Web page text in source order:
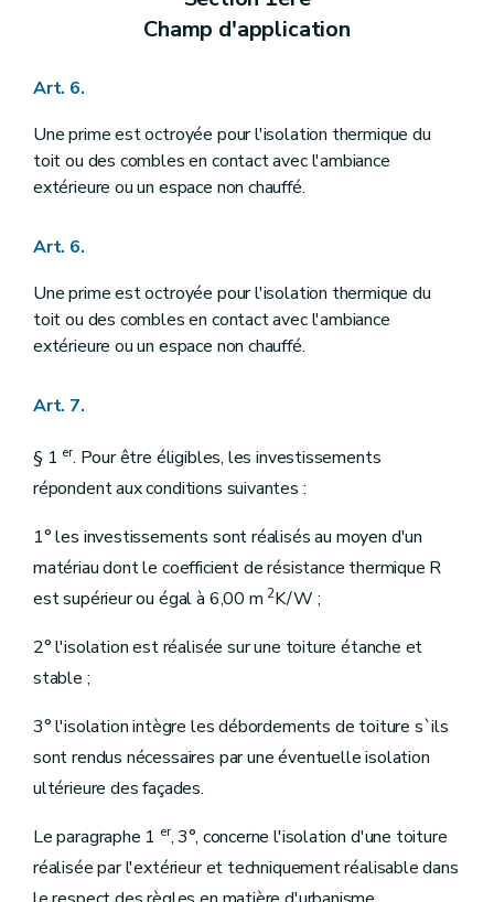
Champ d'application
Art. 6.
Une prime est octroyée pour l'isolation thermique du
toit ou des combles en contact avec l'ambiance
extérieure ou un espace non chauffé.
Art. 6.
Une prime est octroyée pour l'isolation thermique du
toit ou des combles en contact avec l'ambiance
extérieure ou un espace non chauffé.
Art. 7.
§ 1 er. Pour être éligibles, les investissements
répondent aux conditions suivantes :
1° les investissements sont réalisés au moyen d'un
matériau dont le coefficient de résistance thermique R
est supérieur ou égal à 6,00 m 2K/W ;
2° l'isolation est réalisée sur une toiture étanche et
stable ;
3° l'isolation intègre les débordements de toiture s`ils
sont rendus nécessaires par une éventuelle isolation
ultérieure des façades.
Le paragraphe 1 er, 3°, concerne l'isolation d'une toiture
réalisée par l'extérieur et techniquement réalisable dans